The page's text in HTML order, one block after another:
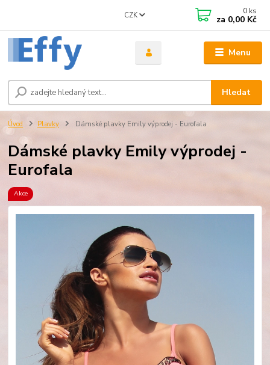
Menu
CZK
Hledat
0 ks
za 0,00 Kč
Úvod Plavky Dámské plavky Emily výprodej - Eurofala
Dámské plavky Emily výprodej -
Eurofala
Akce